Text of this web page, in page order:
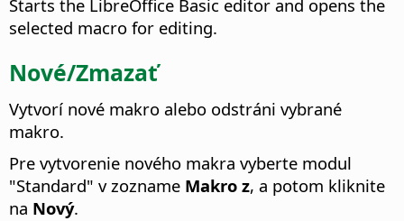
Starts the LibreOffice Basic editor and opens the
selected macro for editing.
Nové/Zmazať
Vytvorí nové makro alebo odstráni vybrané
makro.
Pre vytvorenie nového makra vyberte modul
"Standard" v zozname Makro z, a potom kliknite
na Nový.